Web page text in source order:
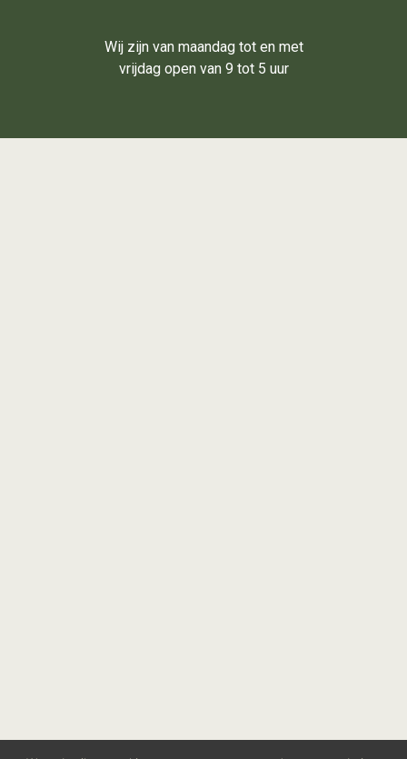
Wij zijn van maandag tot en met
vrijdag open van 9 tot 5 uur